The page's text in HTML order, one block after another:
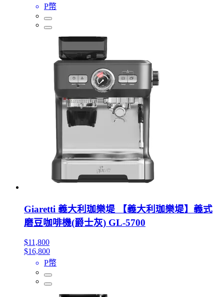
P幣
Giaretti 義大利珈樂堤 【義大利珈樂堤】義式
磨豆咖啡機(爵士灰) GL-5700
$11,800
$16,800
P幣